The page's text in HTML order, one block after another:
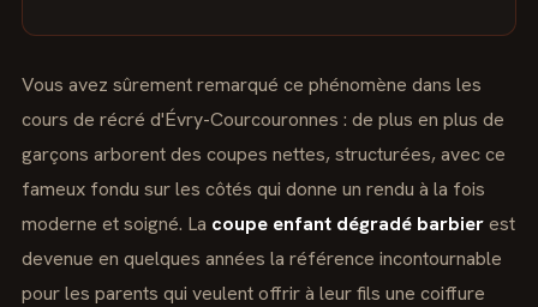
Vous avez sûrement remarqué ce phénomène dans les
cours de récré d'Évry-Courcouronnes : de plus en plus de
garçons arborent des coupes nettes, structurées, avec ce
fameux fondu sur les côtés qui donne un rendu à la fois
moderne et soigné. La coupe enfant dégradé barbierest
devenue en quelques années la référence incontournable
pour les parents qui veulent offrir à leur fils une coiffure